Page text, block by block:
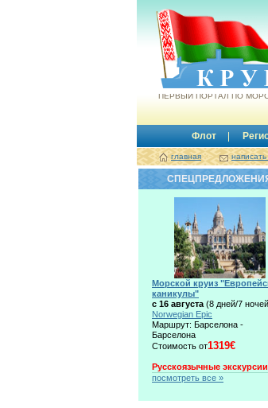
ПЕРВЫЙ ПОРТАЛ ПО
Флот
главная
Морской круиз
каникулы"
с 16 августа (8 дней/7
Norwegian Epic
Маршрут: Барселона -
Барселона
Стоимость от1319€
Русскоязычные
посмотреть все »